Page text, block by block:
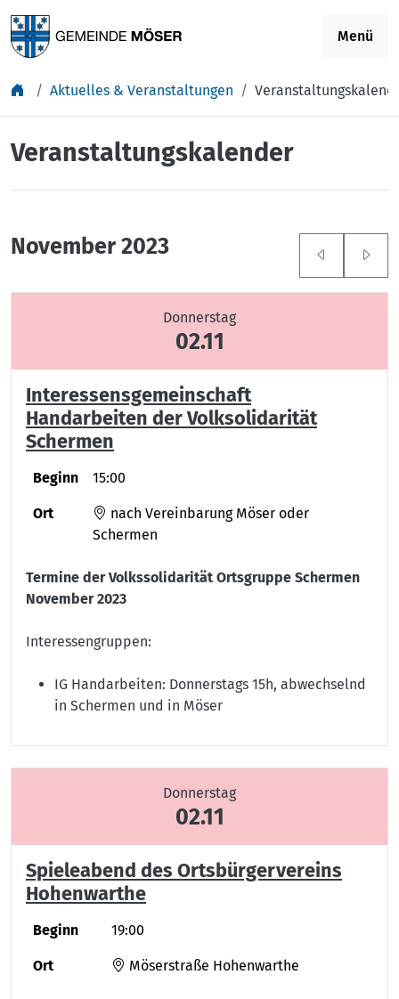
Menü
Aktuelles & Veranstaltungen
Veranstaltungskalender
November 2023
Donnerstag
02.11
Interessensgemeinschaft
Handarbeiten der Volksolidarität
Schermen
Beginn 15:00
Ort
nach Vereinbarung Möser oder
Schermen
Termine der Volkssolidarität Ortsgruppe Schermen
November 2023
Interessengruppen:
IG Handarbeiten: Donnerstags 15h, abwechselnd
in Schermen und in Möser
Donnerstag
02.11
Spieleabend des Ortsbürgervereins
Hohenwarthe
Beginn 19:00
Ort Möserstraße Hohenwarthe